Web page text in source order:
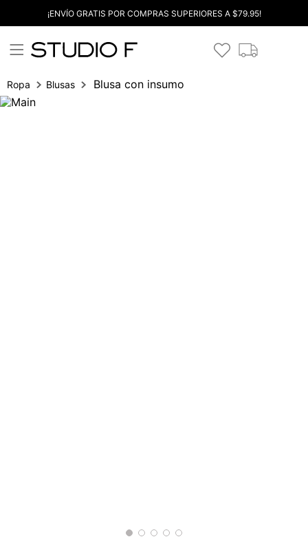
¡ENVÍO GRATIS POR COMPRAS SUPERIORES A $79.95!
Ropa Blusas Blusa con insumo